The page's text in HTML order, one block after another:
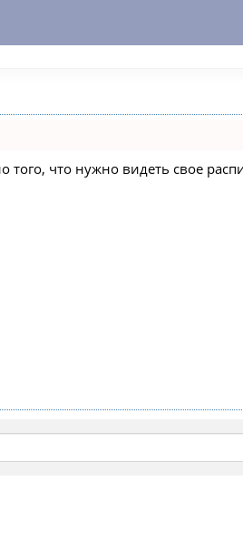
того, что нужно видеть свое